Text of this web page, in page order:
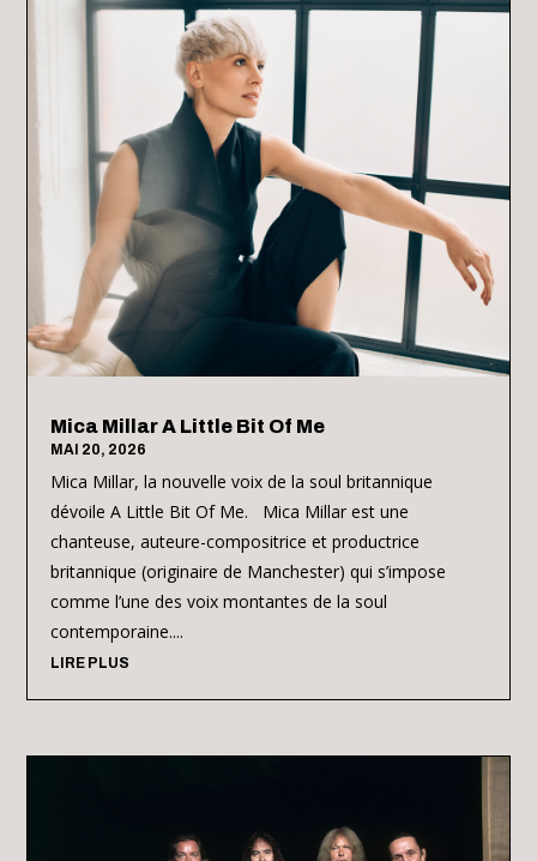
Mica Millar A Little Bit Of Me
MAI 20, 2026
Mica Millar, la nouvelle voix de la soul britannique
dévoile A Little Bit Of Me. Mica Millar est une
chanteuse, auteure-compositrice et productrice
britannique (originaire de Manchester) qui s’impose
comme l’une des voix montantes de la soul
contemporaine....
LIRE PLUS